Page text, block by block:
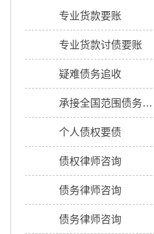
专业货款要账
专业货款讨债要账
疑难债务追收
承接全国范围债务追收
个人债权要债
债权律师咨询
债务律师咨询
债务律师咨询